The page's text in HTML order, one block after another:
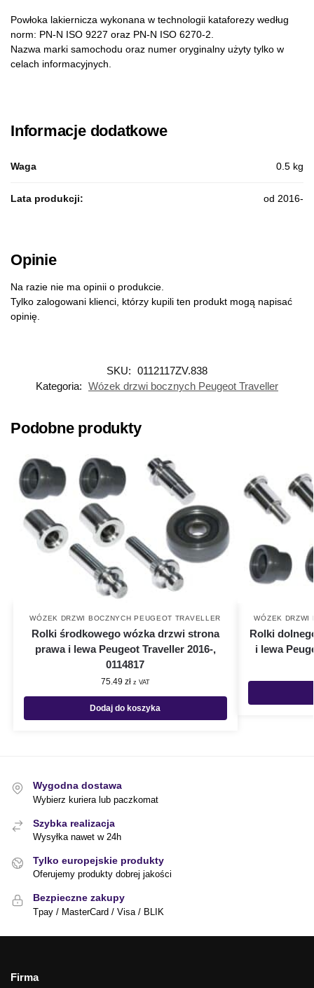
Powłoka lakiernicza wykonana w technologii kataforezy według
norm: PN-N ISO 9227 oraz PN-N ISO 6270-2.
Nazwa marki samochodu oraz numer oryginalny użyty tylko w
celach informacyjnych.
Informacje dodatkowe
Waga 0.5 kg
Lata produkcji: od 2016-
Opinie
Na razie nie ma opinii o produkcie.
Tylko zalogowani klienci, którzy kupili ten produkt mogą napisać
opinię.
SKU: 0112117ZV.838
Kategoria: Wózek drzwi bocznych Peugeot Traveller
Podobne produkty
WÓZEK DRZWI BOCZNYCH PEUGEOT TRAVELLER
Rolki środkowego wózka drzwi strona
prawa i lewa Peugeot Traveller 2016-,
0114817
75.49 zł z VAT
Dodaj do koszyka
WÓZEK DRZWI
Rolki
i lewa
Wygodna dostawa
Wybierz kuriera lub paczkomat
Szybka realizacja
Wysyłka nawet w 24h
Tylko europejskie produkty
Oferujemy produkty dobrej jakości
Bezpieczne zakupy
Tpay / MasterCard / Visa / BLIK
Firma